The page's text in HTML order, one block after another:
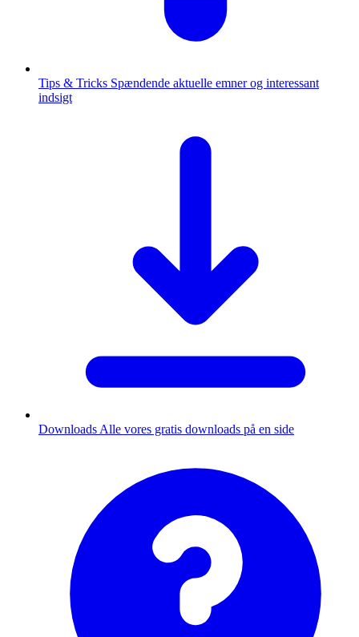
Tips & Tricks Spændende aktuelle emner og interessant
indsigt
Downloads Alle vores gratis downloads på en side